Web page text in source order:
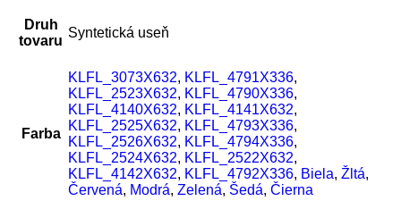
Druh
tovaru
Syntetická useň
Farba
KLFL_3073X632, KLFL_4791X336,
KLFL_2523X632, KLFL_4790X336,
KLFL_4140X632, KLFL_4141X632,
KLFL_2525X632, KLFL_4793X336,
KLFL_2526X632, KLFL_4794X336,
KLFL_2524X632, KLFL_2522X632,
KLFL_4142X632, KLFL_4792X336, Biela, Žltá,
Červená, Modrá, Zelená, Šedá, Čierna